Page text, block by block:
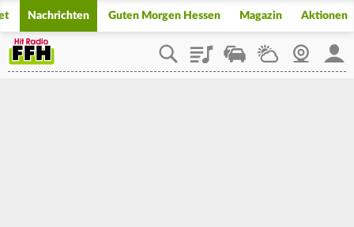
Nachrichten Guten Morgen Hessen Magazin Aktionen
PlaylistStaupilotWetterWebcam